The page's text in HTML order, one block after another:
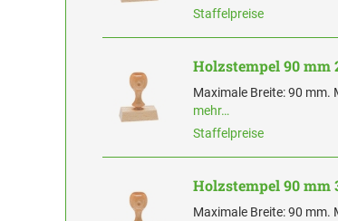
Staffelpreise
Holzstempel 90 mm
Maximale Breite: 90 mm.
mehr…
Staffelpreise
Holzstempel 90 mm
Maximale Breite: 90 mm.